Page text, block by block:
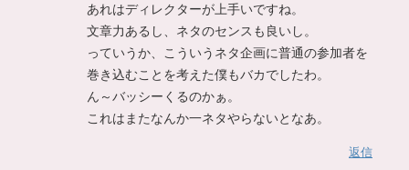
あれはディレクターが上手いですね。
文章力あるし、ネタのセンスも良いし。
っていうか、こういうネタ企画に普通の参加者を
巻き込むことを考えた僕もバカでしたわ。
ん～バッシーくるのかぁ。
これはまたなんか一ネタやらないとなあ。
返信